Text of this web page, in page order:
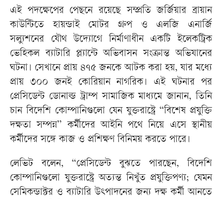
এই পদক্ষেপের পেছনে রয়েছে সম্প্রতি জর্জিয়ার ব্রায়ান
কাউন্টিতে হায়ন্ডাই মোটর গ্রুপ ও এলজি এনার্জি
সল্যুশনের যৌথ উদ্যোগে নির্মাণাধীন একটি ইলেকট্রিক
ভেহিকল ব্যাটারি প্ল্যান্টে অভিবাসন সংক্রান্ত অভিযানের
ঘটনা। সেখানে প্রায় ৪৭৫ জনকে আটক করা হয়, যার মধ্যে
প্রায় ৩০০ জনই কোরিয়ান নাগরিক। এই ঘটনার পর
প্রেসিডেন্ট ডোনাল্ড ট্রাম্প সামাজিক মাধ্যমে জানান, তিনি
চান বিদেশি কোম্পানিগুলো যেন যুক্তরাষ্ট্রে “বিশেষ প্রযুক্তি
দক্ষতা সম্পন্ন” কর্মীদের আইনি পথে নিয়ে এসে স্থানীয়
কর্মীদের সঙ্গে কাজ ও প্রশিক্ষণ বিনিময় করতে পারে।
লেভিট বলেন, “প্রেসিডেন্ট বুঝতে পারছেন, বিদেশি
কোম্পানিগুলো যুক্তরাষ্ট্রে অত্যন্ত নিখুঁত প্রযুক্তিপণ্য; যেমন
সেমিকন্ডাক্টর ও ব্যাটারি উৎপাদনের জন্য দক্ষ কর্মী আনতে